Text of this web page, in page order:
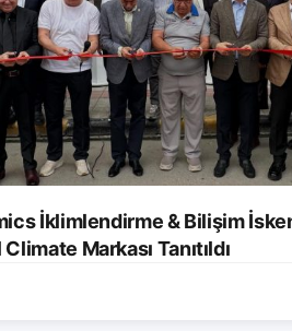
İklimlendirme & Bilişim
Markası Tanıtıldı